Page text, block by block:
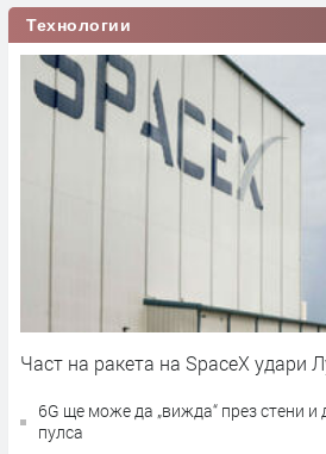
Технологии
Част на ракета на SpaceX удари
6G ще може да „вижда“ през стени
пулса